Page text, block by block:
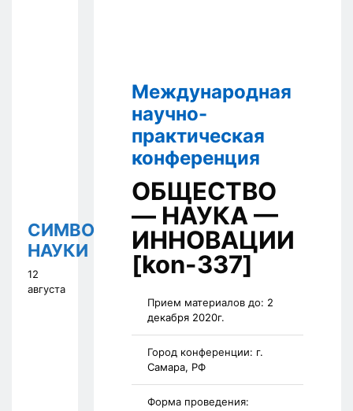
СИМВОЛ
НАУКИ
12
августа
Международная
научно-
практическая
конференция
ОБЩЕСТВО
— НАУКА —
ИННОВАЦИИ
[kon-337]
Прием материалов до: 2
декабря 2020г.
Город конференции: г.
Самара, РФ
Форма проведения: